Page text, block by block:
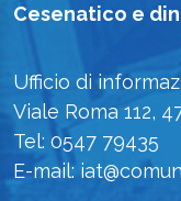
Cesenatico e
Ufficio di
Viale Roma 112,
Tel: 0547 79435
E-mail: